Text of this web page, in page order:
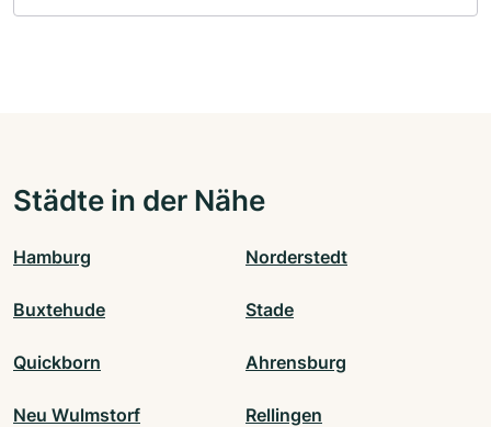
Städte in der Nähe
Hamburg Norderstedt
Buxtehude Stade
Quickborn Ahrensburg
Neu Wulmstorf Rellingen